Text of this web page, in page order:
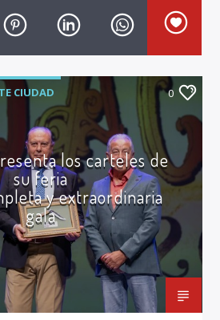
CIUDAD
ÚLTIMA HORA
0
los carteles de
su feria
y extraordinaria
gala